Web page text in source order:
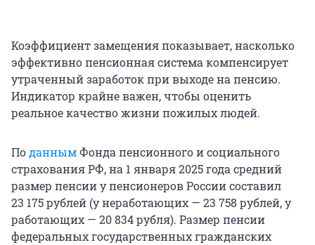
Коэффициент замещения показывает, насколько
эффективно пенсионная система компенсирует
утраченный заработок при выходе на пенсию.
Индикатор крайне важен, чтобы оценить
реальное качество жизни пожилых людей.
ПоданнымФонда пенсионного и социального
страхования РФ, на 1 января 2025 года средний
размер пенсии у пенсионеров России составил
23 175 рублей (у неработающих — 23 758 рублей, у
работающих — 20 834 рубля). Размер пенсии
федеральных государственных гражданских